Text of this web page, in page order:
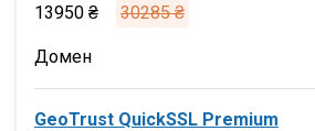
13950 ₴ 30285 ₴
Домен
GeoTrust QuickSSL Premium